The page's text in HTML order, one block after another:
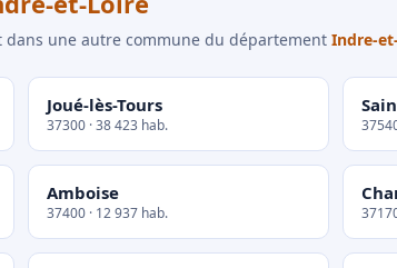
dans une autre commune du département Indre-
Joué-lès-Tours
37300 · 38 423 hab.
Amboise
37400 · 12 937 hab.